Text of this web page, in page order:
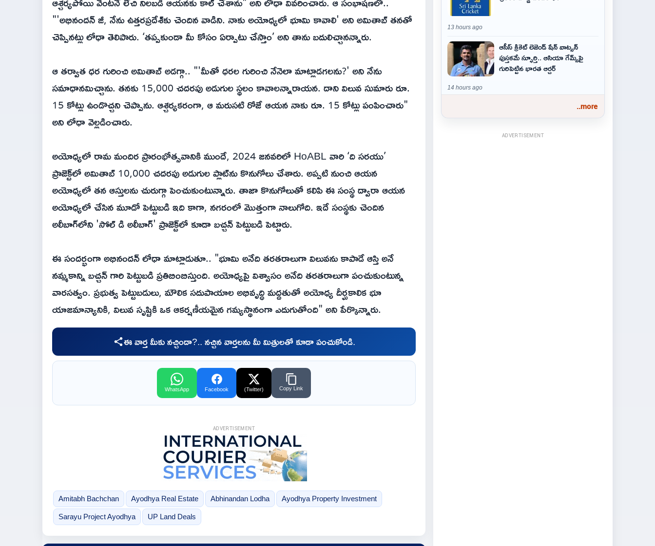
"'అభినందన్ జీ, నేను ఉత్తరప్రదేశ్‌కు చెందిన వాడిని. నాకు అయోధ్యలో భూమి కావాలి' అని అమితాబ్ తనతో
చెప్పినట్లు లోధా తెలిపారు. ‘తప్పకుండా మీ కోసం ఏర్పాటు చేస్తాం’ అని తాను బదులిచ్చానన్నారు.
ఆ తర్వాత ధర గురించి అమితాబ్ అడగ్గా.. "'మీతో ధరల గురించి నేనెలా మాట్లాడగలను?' అని నేను
సమాధానమిచ్చాను. తనకు 15,000 చదరపు అడుగుల స్థలం కావాలన్నారాయన. దాని విలువ సుమారు రూ.
15 కోట్లు ఉండొచ్చని చెప్పాను. ఆశ్చర్యకరంగా, ఆ మరుసటి రోజే ఆయన నాకు రూ. 15 కోట్లు పంపించారు"
అని లోధా వెల్లడించారు.
అయోధ్యలో రామ మందిర ప్రారంభోత్సవానికి ముందే, 2024 జనవరిలో HoABL వారి ‘ది సరయు’
ప్రాజెక్ట్‌లో అమితాబ్ 10,000 చదరపు అడుగుల ప్లాట్‌ను కొనుగోలు చేశారు. అప్పటి నుంచి ఆయన
అయోధ్యలో తన ఆస్తులను చురుగ్గా పెంచుకుంటున్నారు. తాజా కొనుగోలుతో కలిపి ఈ సంస్థ ద్వారా ఆయన
అయోధ్యలో చేసిన మూడో పెట్టుబడి ఇది కాగా, నగరంలో మొత్తంగా నాలుగోది. ఇదే సంస్థకు చెందిన
అలీబాగ్‌లోని 'సోల్ డి అలీబాగ్' ప్రాజెక్ట్‌లో కూడా బచ్చన్ పెట్టుబడి పెట్టారు.
ఈ సందర్భంగా అభినందన్ లోధా మాట్లాడుతూ.. "భూమి అనేది తరతరాలుగా విలువను కాపాడే ఆస్తి అనే
నమ్మకాన్ని బచ్చన్ గారి పెట్టుబడి ప్రతిబింబిస్తుంది. అయోధ్యపై విశ్వాసం అనేది తరతరాలుగా పంచుకుంటున్న
వారసత్వం. ప్రభుత్వ పెట్టుబడులు, మౌలిక సదుపాయాల అభివృద్ధి మద్దతుతో అయోధ్య దీర్ఘకాలిక భూ
యాజమాన్యానికి, విలువ సృష్టికి ఒక ఆకర్షణీయమైన గమ్యస్థానంగా ఎదుగుతోంది" అని పేర్కొన్నారు.
ఈ వార్త మీకు నచ్చిందా?.. నచ్చిన వార్తలను మీ మిత్రులతో కూడా పంచుకోండి.
WhatsApp Facebook (Twitter) Copy Link
ADVERTISEMENT
Amitabh Bachchan Ayodhya Real Estate Abhinandan Lodha Ayodhya Property Investment
Sarayu Project Ayodhya UP Land Deals
13 hours ago
ఆసీస్ క్రికెట్ లెజెండ్ షేన్ వాట్సన్
పుస్తకమే స్ఫూర్తి.. ఆసియా గేమ్స్‌పై
గురిపెట్టిన భారత ఆర్చర్
14 hours ago
..more
ADVERTISEMENT